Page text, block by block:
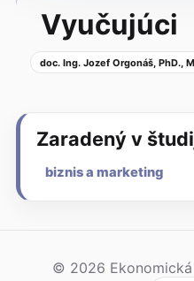
Vyučujúci
doc. Ing. Jozef Orgonáš, PhD.,
Zaradený v
biznis a marketing
© 2026